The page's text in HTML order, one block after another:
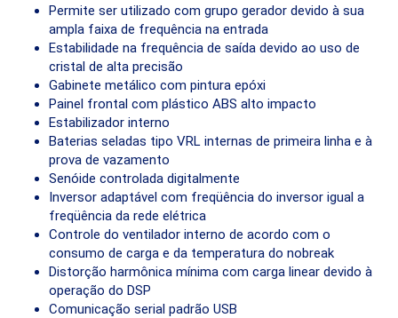
Permite ser utilizado com grupo gerador devido à sua
ampla faixa de frequência na entrada
Estabilidade na frequência de saída devido ao uso de
cristal de alta precisão
Gabinete metálico com pintura epóxi
Painel frontal com plástico ABS alto impacto
Estabilizador interno
Baterias seladas tipo VRL internas de primeira linha e à
prova de vazamento
Senóide controlada digitalmente
Inversor adaptável com freqüência do inversor igual a
freqüência da rede elétrica
Controle do ventilador interno de acordo com o
consumo de carga e da temperatura do nobreak
Distorção harmônica mínima com carga linear devido à
operação do DSP
Comunicação serial padrão USB